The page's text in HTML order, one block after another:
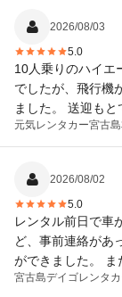
2026/08/03
5.0
10人乗りのハイエ
でしたが、飛行機
ました。 送迎もと
ればこちらでレン
元気レンタカー宮古
2026/08/02
5.0
レンタル前日で車
ど、事前連絡があ
ができました。 ま
宮古島デイゴレンタ